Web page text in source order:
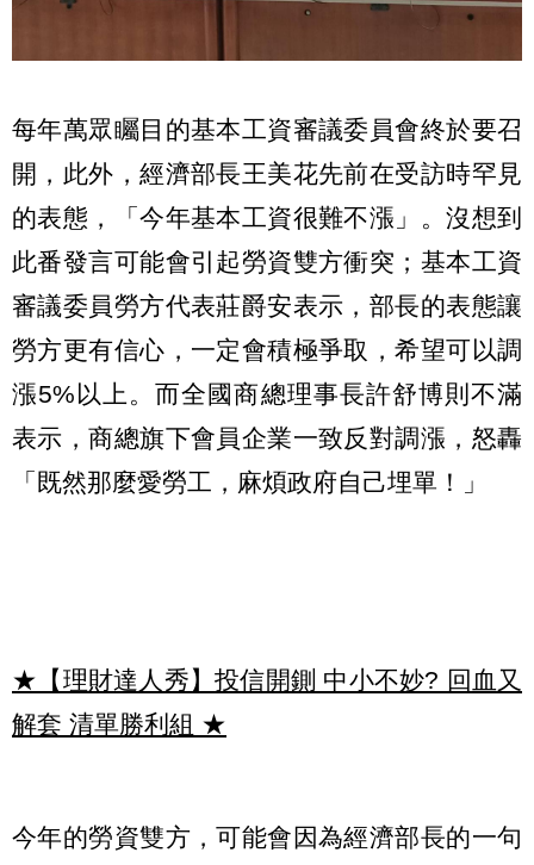
每年萬眾矚目的基本工資審議委員會終於要召
開，此外，經濟部長王美花先前在受訪時罕見
的表態，「今年基本工資很難不漲」。沒想到
此番發言可能會引起勞資雙方衝突；基本工資
審議委員勞方代表莊爵安表示，部長的表態讓
勞方更有信心，一定會積極爭取，希望可以調
漲5%以上。而全國商總理事長許舒博則不滿
表示，商總旗下會員企業一致反對調漲，怒轟
「既然那麼愛勞工，麻煩政府自己埋單！」
★【理財達人秀】投信開鍘 中小不妙? 回血又
解套 清單勝利組 ★
今年的勞資雙方，可能會因為經濟部長的一句